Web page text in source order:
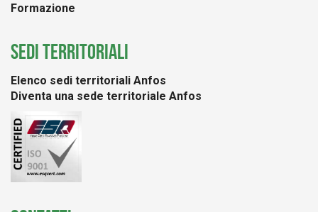
Formazione
SEDI TERRITORIALI
Elenco sedi territoriali Anfos
Diventa una sede territoriale Anfos